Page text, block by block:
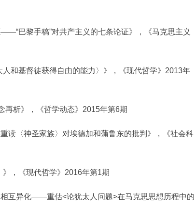
巴黎手稿”对共产主义的七条论证》，《马克思主义
和基督徒获得自由的能力〉》，《现代哲学》2013年
析》，《哲学动态》2015年第6期
〈神圣家族〉对埃德加和蒲鲁东的批判》，《社会科
，《现代哲学》2016年第1期
异化——重估<论犹太人问题>在马克思思想历程中的